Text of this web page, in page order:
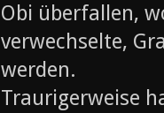
Obi überfallen,
verwechselte,
werden.
Traurigerweise